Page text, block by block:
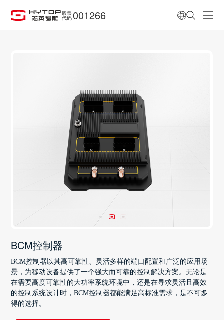
股票
代码 001266
BCM控制器
BCM控制器以其高可靠性、灵活多样的端口配置和广泛的应用场
景，为移动设备提供了一个强大而可靠的控制解决方案。无论是
在需要高度可靠性的大功率系统环境中，还是在寻求灵活且高效
的控制系统设计时，BCM控制器都能满足高标准需求，是不可多
得的选择。